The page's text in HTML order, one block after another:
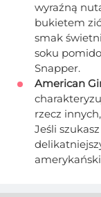
wyraźną
bukietem
smak
soku
Snapper.
American
rzecz
Jeśli